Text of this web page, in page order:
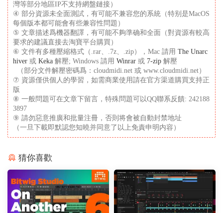
灣等部分地區IP不支持網盤鏈接）
④ 部分資源未全面測試，有可能不兼容您的系統（特别是MacOS
每個版本都可能會有些兼容性問題）
⑤ 文章描述爲機器翻譯，有可能不夠準确和全面（對資源有較高
要求的建議直接去淘寶平台購買）
⑥ 文件有多種壓縮格式（.rar、.7z、.zip），Mac 請用 The Unarc
hiver 或 Keka 解壓; Windows 請用 Winrar 或 7-zip 解壓
（部分文件解壓密碼爲：cloudmidi.net 或 www.cloudmidi.net）
⑦ 資源僅供個人的學習，如需商業使用請在官方渠道購買支持正
版
⑧ 一般問題可在文章下留言，特殊問題可以QQ聯系反饋: 242188
3897
⑨ 請勿惡意推廣和批量注冊，否則将會被自動封禁地址
（一旦下載即默認您知曉并同意了以上免責申明内容）
猜你喜歡